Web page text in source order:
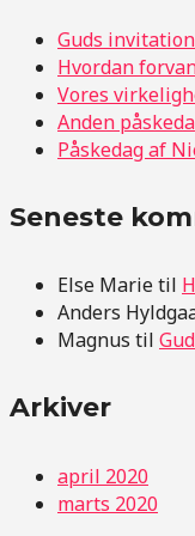
Guds
Hvordan
Vores
Anden
Påskedag af
Seneste
Else Marietil
Anders
Magnus til
Arkiver
april 2020
marts 2020